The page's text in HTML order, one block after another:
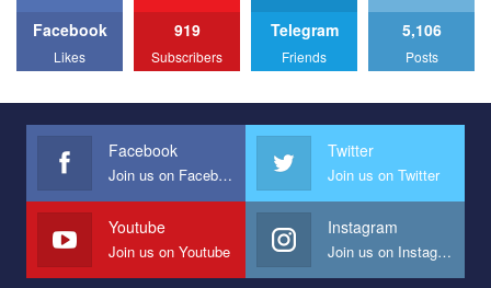
All you have to do is to press "Like" below the video.
Эмоционально сильный ролик от команды "Гей-альянс
представляющий программу развития организации.
Мы просим вас поддержать нас и помочь нам реализовать
наш план по борьбе с насилием и дискриминацией на почве
СОГИ в Украине.
Все, что вам нужно сделать - это зайти на наш канал YouTube
по этой ссылке и поставить лайк под видео.
Facebook
Likes
919
Subscribers
Telegram
Friends
5,106
Posts
Facebook
Join us on Facebook
Twitter
Join us on Twitter
Youtube
Join us on Youtube
Instagram
Join us on Instagram